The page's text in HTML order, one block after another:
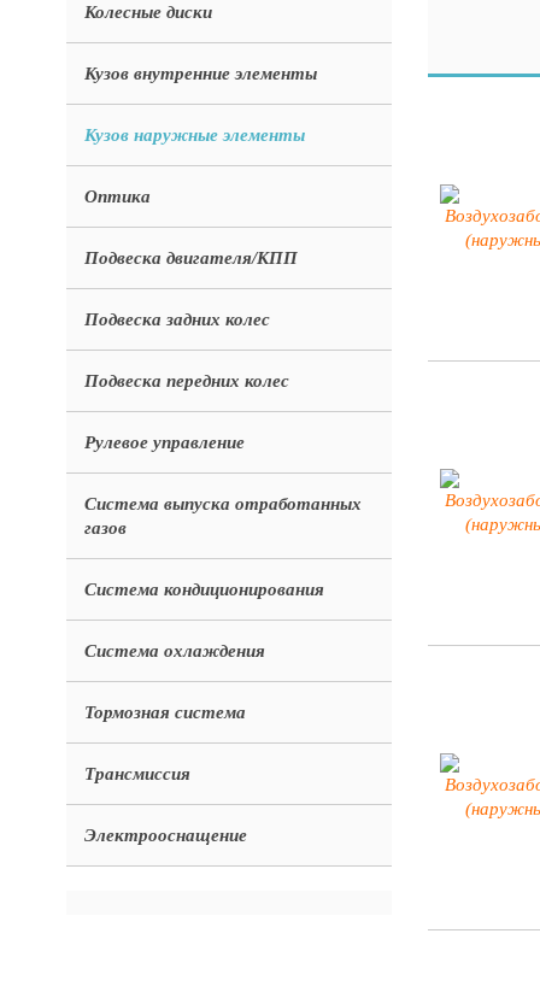
Колесные диски
Кузов внутренние элементы
Кузов наружные элементы
Оптика
Подвеска двигателя/КПП
Подвеска задних колес
Подвеска передних колес
Рулевое управление
Система выпуска отработанных
газов
Система кондиционирования
Система охлаждения
Тормозная система
Трансмиссия
Электрооснащение